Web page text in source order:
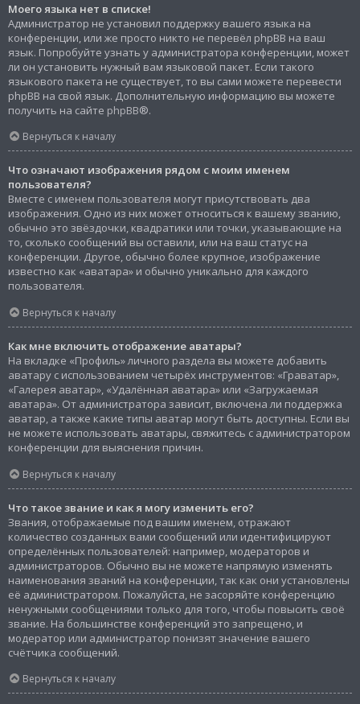
Моего языка нет в списке!
Администратор не установил поддержку вашего языка на
конференции, или же просто никто не перевёл phpBB на ваш
язык. Попробуйте узнать у администратора конференции, может
ли он установить нужный вам языковой пакет. Если такого
языкового пакета не существует, то вы сами можете перевести
phpBB на свой язык. Дополнительную информацию вы можете
получить на сайте phpBB®.
Вернуться к началу
Что означают изображения рядом с моим именем
пользователя?
Вместе с именем пользователя могут присутствовать два
изображения. Одно из них может относиться к вашему званию,
обычно это звёздочки, квадратики или точки, указывающие на
то, сколько сообщений вы оставили, или на ваш статус на
конференции. Другое, обычно более крупное, изображение
известно как «аватара» и обычно уникально для каждого
пользователя.
Вернуться к началу
Как мне включить отображение аватары?
На вкладке «Профиль» личного раздела вы можете добавить
аватару с использованием четырёх инструментов: «Граватар»,
«Галерея аватар», «Удалённая аватара» или «Загружаемая
аватара». От администратора зависит, включена ли поддержка
аватар, а также какие типы аватар могут быть доступны. Если вы
не можете использовать аватары, свяжитесь с администратором
конференции для выяснения причин.
Вернуться к началу
Что такое звание и как я могу изменить его?
Звания, отображаемые под вашим именем, отражают
количество созданных вами сообщений или идентифицируют
определённых пользователей: например, модераторов и
администраторов. Обычно вы не можете напрямую изменять
наименования званий на конференции, так как они установлены
её администратором. Пожалуйста, не засоряйте конференцию
ненужными сообщениями только для того, чтобы повысить своё
звание. На большинстве конференций это запрещено, и
модератор или администратор понизят значение вашего
счётчика сообщений.
Вернуться к началу